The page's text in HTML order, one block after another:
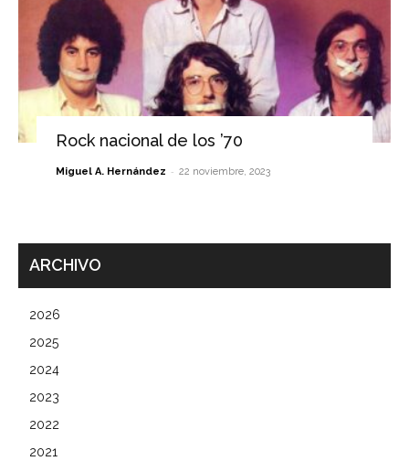
Rock nacional de los ’70
Miguel A. Hernández - 22 noviembre, 2023
ARCHIVO
2026
2025
2024
2023
2022
2021